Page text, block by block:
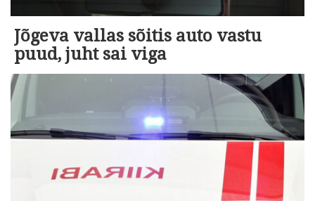
Jõgeva vallas sõitis auto vastu
puud, juht sai viga